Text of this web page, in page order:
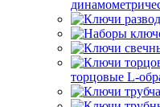
торцовые L-